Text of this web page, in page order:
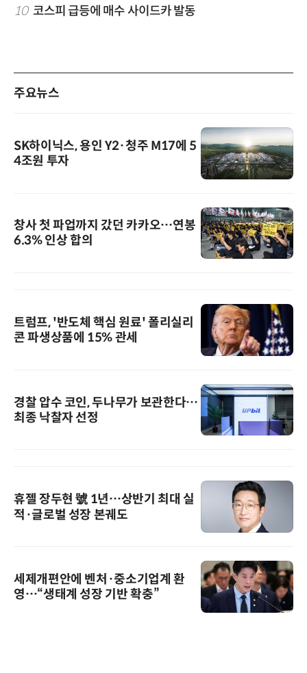
10 코스피 급등에 매수 사이드카 발동
주요뉴스
SK하이닉스, 용인 Y2·청주 M17에 5
4조원 투자
창사 첫 파업까지 갔던 카카오…연봉
6.3% 인상 합의
트럼프, '반도체 핵심 원료' 폴리실리
콘 파생상품에 15% 관세
경찰 압수 코인, 두나무가 보관한다…
최종 낙찰자 선정
휴젤 장두현 號 1년…상반기 최대 실
적·글로벌 성장 본궤도
세제개편안에 벤처·중소기업계 환
영…“생태계 성장 기반 확충”